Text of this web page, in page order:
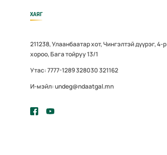
ХАЯГ
211238, Улаанбаатар хот, Чингэлтэй дүүрэг, 4-р
хороо, Бага тойруу 13/1
Утас: 7777-1289 328030 321162
И-мэйл: undeg@ndaatgal.mn